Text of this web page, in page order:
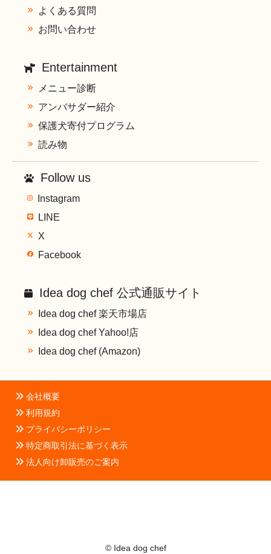
よくある質問
お問い合わせ
Entertainment
メニュー診断
アンバサダー紹介
保護犬寄付プログラム
読み物
Follow us
Instagram
LINE
X
Facebook
Idea dog chef 公式通販サイト
Idea dog chef 楽天市場店
Idea dog chef Yahoo!店
Idea dog chef (Amazon)
会社概要
利用規約
プライバシーポリシー
特定商取引法に基づく表示
法人向け卸販売のご案内
© Idea dog chef